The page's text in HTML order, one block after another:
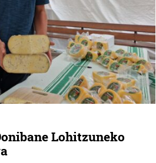
Lohitzuneko